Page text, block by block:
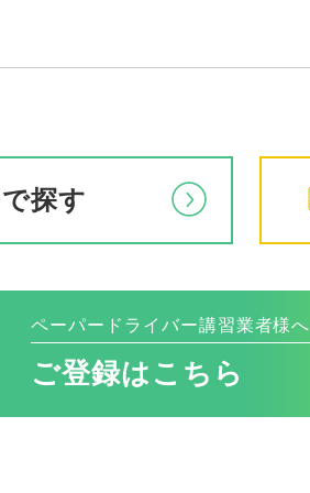
探す
ペーパードライバー講習業者様へ
ご登録はこちら